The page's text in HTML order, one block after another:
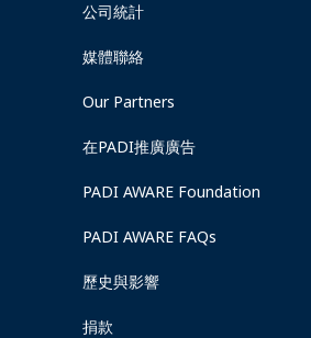
公司統計
媒體聯絡
Our Partners
在PADI推廣廣告
PADI AWARE Foundation
PADI AWARE FAQs
歷史與影響
捐款